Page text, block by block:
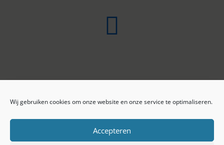
Wij gebruiken cookies om onze website en onze service te optimaliseren.
Accepteren
ONLINE ARCHIEF
Privacy beleid